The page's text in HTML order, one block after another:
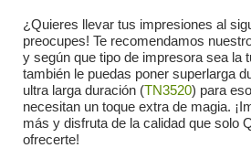
¿Quieres llevar tus impresiones al
preocupes! Te recomendamos
y según que tipo de impresora sea la
también le puedas poner superlarga
ultra larga duración (TN3520) para
necesitan un toque extra de magia.
más y disfruta de la calidad que solo
ofrecerte!